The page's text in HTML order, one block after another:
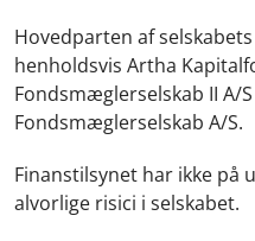
Hovedparten af
henholdsvis Artha
Fondsmæglerselskab II A/
Fondsmæglerselskab A/S.
Finanstilsynet har ikke på
alvorlige risici i selskabet.